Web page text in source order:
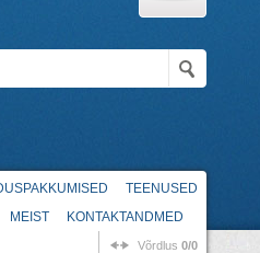
TEENUSED
MEIST KONTAKTANDMED
Võrdlus 0/0